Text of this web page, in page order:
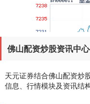
国债指数
佛山配资炒股资讯中
天元证券结合佛山配资炒
信息、行情模块及资讯结